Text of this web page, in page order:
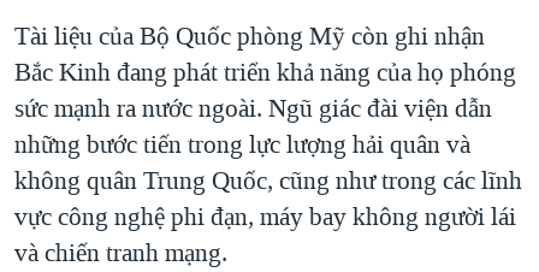
Tài liệu của Bộ Quốc phòng Mỹ còn ghi nhận
Bắc Kinh đang phát triển khả năng của họ phóng
sức mạnh ra nước ngoài. Ngũ giác đài viện dẫn
những bước tiến trong lực lượng hải quân và
không quân Trung Quốc, cũng như trong các lĩnh
vực công nghệ phi đạn, máy bay không người lái
và chiến tranh mạng.